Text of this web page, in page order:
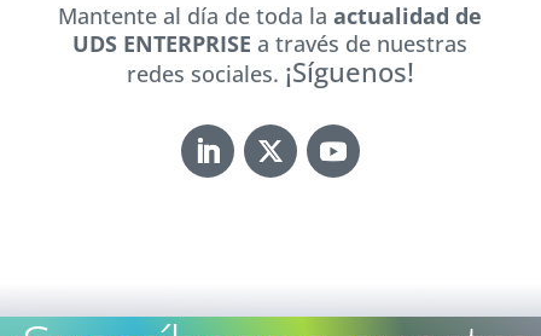
Mantente al día de toda laactualidad de
UDS ENTERPRISEa través de nuestras
redes sociales. ¡Síguenos!